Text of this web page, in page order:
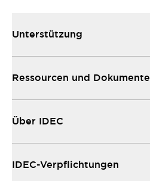
Unterstützung
Ressourcen und Dokumente
Über IDEC
IDEC-Verpflichtungen